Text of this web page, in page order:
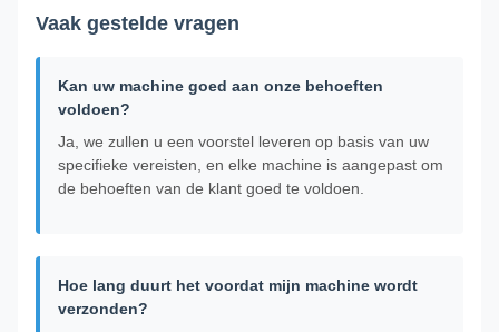
Vaak gestelde vragen
Kan uw machine goed aan onze behoeften
voldoen?
Ja, we zullen u een voorstel leveren op basis van uw
specifieke vereisten, en elke machine is aangepast om
de behoeften van de klant goed te voldoen.
Hoe lang duurt het voordat mijn machine wordt
verzonden?